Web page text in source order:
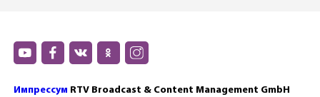
Импрессум RTV Broadcast & Content Management GmbH